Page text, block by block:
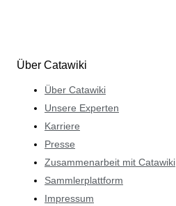
Über Catawiki
Über Catawiki
Unsere Experten
Karriere
Presse
Zusammenarbeit mit Catawiki
Sammlerplattform
Impressum